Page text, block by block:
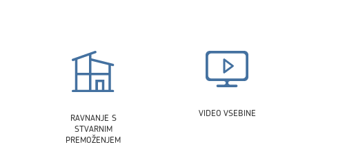
RAVNANJE S
STVARNIM
PREMOŽENJEM
VIDEO VSEBINE